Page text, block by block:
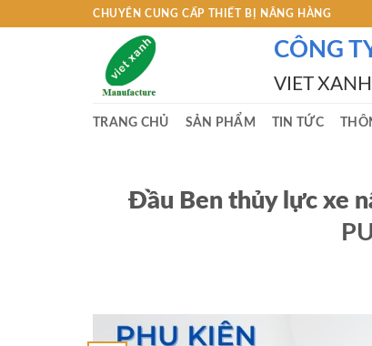
CHUYÊN CUNG CẤP THIẾT BỊ NÂNG HÀNG
CÔNG
VIET
TRANG CHỦ SẢN PHẨM TIN TỨC
Đầu Ben thủy lực xe